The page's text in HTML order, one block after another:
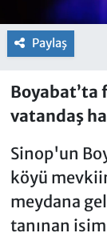
Paylaş
Boyabat’ta
vatandaş
Sinop'un
köyü
meydana
tanınan